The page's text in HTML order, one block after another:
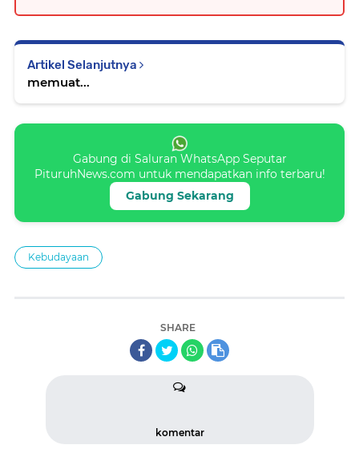
Artikel Selanjutnya
memuat...
Gabung di Saluran WhatsApp Seputar
PituruhNews.com untuk mendapatkan info terbaru!
Gabung Sekarang
Kebudayaan
SHARE
komentar